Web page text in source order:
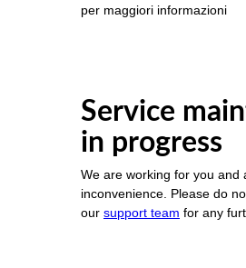
per maggiori informazioni
Service
in progress
We are working for you and
inconvenience. Please do
our support team for any